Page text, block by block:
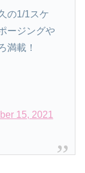
の1/1スケ
ージングや
満載！
15, 2021